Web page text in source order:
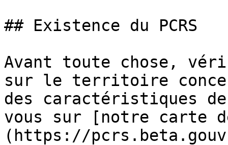
## Existence du PCRS
Avant toute chose,
sur le territoire
des caractéristiques
vous sur [notre carte
(https://